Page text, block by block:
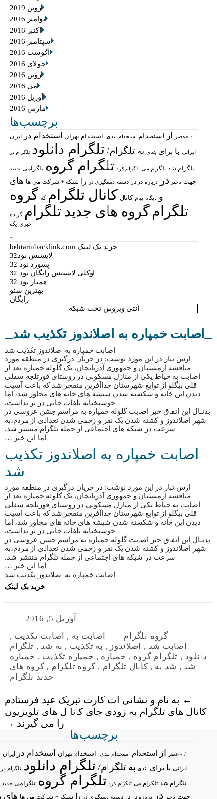
ژوئن 2019
نوامبر 2016
اکتبر 2016
سپتامبر 2016
آگوست 2016
جولای 2016
ژوئن 2016
می 2016
آوریل 2016
مارس 2016
برچسب‌ها
«عصر از استخدام استخدام بندی: استخدام تهران استخدام در ایران
ایرانی با برای بندی بهتلگرام/تلگرام دانلود تلگرام در
تلگرام شد تلگرام می تلگرام کرد تلگرام گروه تلگرامی جدید
جهت دختر در درباره در در دسته دستگیری در را شبکه + شرکت می ها
های
پایگاه پیام کانال کانال تلگرام که گروه
تلگرامگروه های جدید تلگرام گزیده
خبری یک
خرید بک لینک behtarinbacklink.com
لایسنس نود32
پسورد نود 32
اوکلی لایسنس رایگان نود 32
همیار نود 32
بهترین سئو
رایگان
آنتی ویروس تحت شبکه
اصابت خمپاره به اصلاندوز تکذیب شد
اصابت خمپاره به اصلاندوز تکذیب شد
ارس تبار در این مورد نوشت: در جریان درگیری در منطقه مورد
مناقشه ارمنستان و جمهوری آذربایجان، یک گلوله خمپاره بعد از
اصابت به حیاط یکی از منازل مسکونی در روستای قورتلجه سفلی
قلی بیگلو از توابع شهرستان خداآفرین منفجر شد که باعث آسیب
دیدن این خانه و شکسته شدن شیشه های خانه های مجاور شد، اما
خوشبختانه تلفات جانی در بر نداشت.
بدنبال این اتفاق خبر اصابت گلوله خمپاره به مراسم جشن عروسی در
شهر اصلاندوز و کشته شدن یک نفر و زخمی شدن تعدادی از مردم،به
سرعت در شبکه های اجتماعی از جمله تلگرام منتشر شد.
اما این خبر …
اصابت خمپاره به اصلاندوز تکذیب
شد
ارس تبار در این مورد نوشت: در جریان درگیری در منطقه مورد
مناقشه ارمنستان و جمهوری آذربایجان، یک گلوله خمپاره بعد از
اصابت به حیاط یکی از منازل مسکونی در روستای قورتلجه سفلی
قلی بیگلو از توابع شهرستان خداآفرین منفجر شد که باعث آسیب
دیدن این خانه و شکسته شدن شیشه های خانه های مجاور شد، اما
خوشبختانه تلفات جانی در بر نداشت.
بدنبال این اتفاق خبر اصابت گلوله خمپاره به مراسم جشن عروسی در
شهر اصلاندوز و کشته شدن یک نفر و زخمی شدن تعدادی از مردم،به
سرعت در شبکه های اجتماعی از جمله تلگرام منتشر شد.
اما این خبر …
اصابت خمپاره به اصلاندوز تکذیب شد
خرید بک لینک
آوریل 5, 2016
گروه تلگرام
اصابت به, اصابت تکذیب,
اصابت شد, اصلاندوز, به تکذیب, به شد, تلگرام
دانلود, تلگرام گروه, خمپاره , خمپاره تکذیب, خمپاره
شد, شد به, کانال تلگرام , گروه تلگرام, گروه های
جدید تلگرام
←به نام و نشانی ات کارت تبریک عید فرستادم
کانال های تلگرام به زودی جای کانا ل های تلویزیون
را می گیرند→
برچسب‌ها
«عصر از استخدام استخدام بندی: استخدام تهران استخدام در ایران
ایرانی با برای بندی بهتلگرام/تلگرام دانلود تلگرام در
تلگرام شد تلگرام می تلگرام کرد تلگرام گروه تلگرامی جدید
جهت دختر در درباره در در دسته دستگیری در را شبکه + شرکت می ها های و